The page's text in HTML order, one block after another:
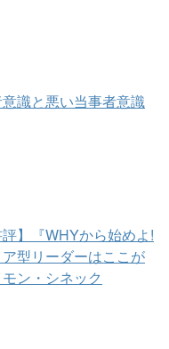
識と悪い当事者意識
評】『WHYから始めよ!
型リーダーはここが
ン・シネック